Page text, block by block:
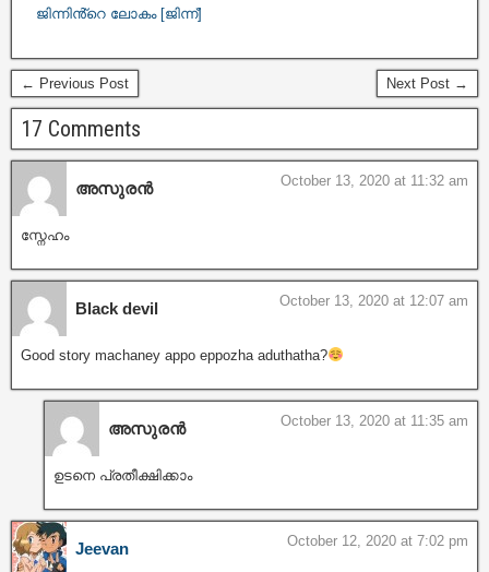
ജിന്നിൻ്റെ ലോകം [ജിന്ന്]
← Previous Post Next Post →
17 Comments
അസുരൻ October 13, 2020 at 11:32 am
സ്നേഹം
Black devil October 13, 2020 at 12:07 am
Good story machaney appo eppozha aduthatha?
അസുരൻ October 13, 2020 at 11:35 am
ഉടനെ പ്രതീക്ഷിക്കാം
Jeevan October 12, 2020 at 7:02 pm